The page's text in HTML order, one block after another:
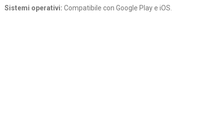
Sistemi operativi: Compatibile con Google Play e iOS.